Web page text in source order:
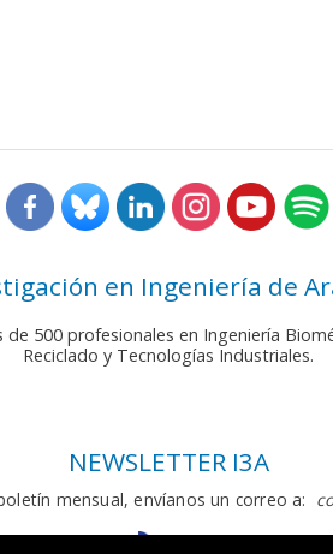
en Ingeniería de
500 profesionales en Ingeniería
Reciclado y Tecnologías Industriales.
NEWSLETTER I3A
mensual, envíanos un correo a: